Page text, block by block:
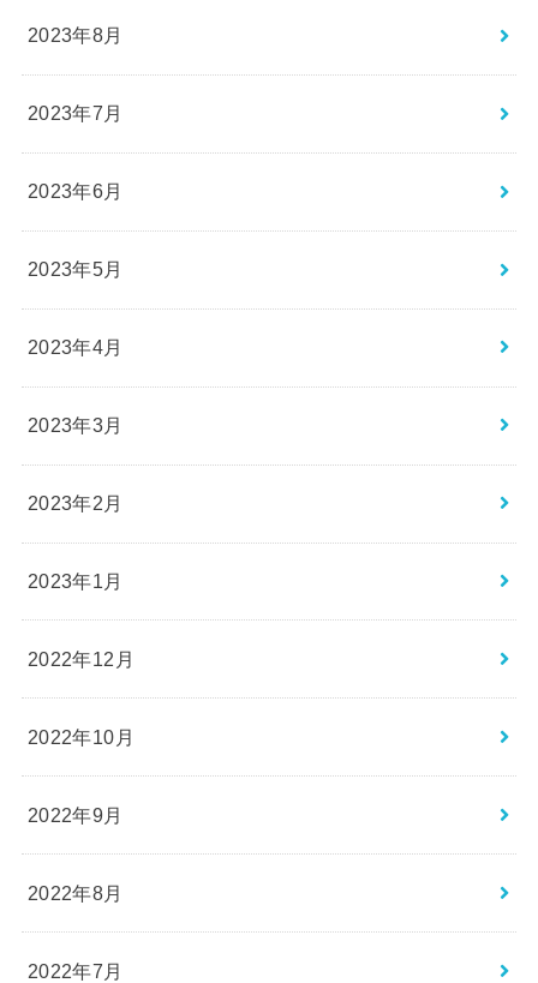
2023年8月
2023年7月
2023年6月
2023年5月
2023年4月
2023年3月
2023年2月
2023年1月
2022年12月
2022年10月
2022年9月
2022年8月
2022年7月